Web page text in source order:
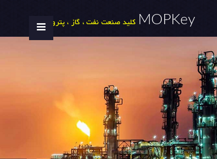
MOPKey کلید صنعت نفت ، گاز ، پتروشیمی